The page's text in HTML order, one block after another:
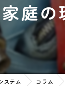
庭
ステム コラム